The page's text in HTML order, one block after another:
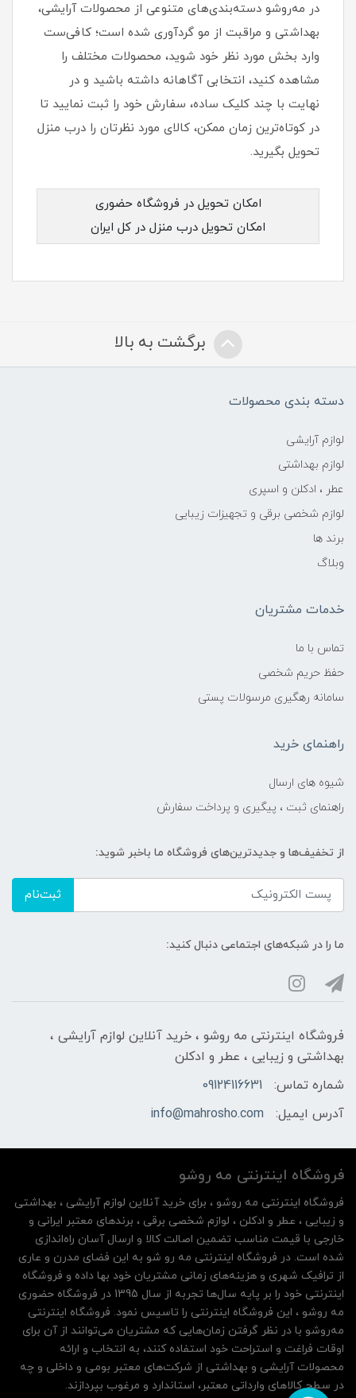
در مه‌روشو دسته‌بندی‌های متنوعی از محصولات آرایشی،
بهداشتی و مراقبت از مو گردآوری شده است؛ کافی‌ست
وارد بخش مورد نظر خود شوید، محصولات مختلف را
مشاهده کنید، انتخابی آگاهانه داشته باشید و در
نهایت با چند کلیک ساده، سفارش خود را ثبت نمایید تا
در کوتاه‌ترین زمان ممکن، کالای مورد نظرتان را درب منزل
تحویل بگیرید.
امکان تحویل در فروشگاه حضوری
امکان تحویل درب منزل در کل ایران
برگشت به بالا
دسته بندی محصولات
لوازم آرایشی
لوازم بهداشتی
عطر ، ادکلن و اسپری
لوازم شخصی برقی و تجهیزات زیبایی
برند ها
وبلاگ
خدمات مشتریان
تماس با ما
حفظ حریم شخصی
سامانه رهگیری مرسولات پستی
راهنمای خرید
شیوه های ارسال
راهنمای ثبت ، پیگیری و پرداخت سفارش
از تخفیف‌ها و جدیدترین‌های فروشگاه ما باخبر شوید:
ثبت‌نام
ما را در شبکه‌های اجتماعی دنبال کنید:
فروشگاه اینترنتی مه‌ رو‌شو ، خرید آنلاین لوازم آرایشی ،
بهداشتی و زیبایی ، عطر و ادکلن
شماره تماس:
09124116631
آدرس ایمیل:
info@mahrosho.com
فروشگاه اینترنتی مه‌ رو‌شو
فروشگاه اینترنتی مه‌ رو‌شو ، برای خرید آنلاین لوازم آرایشی ، بهداشتی
و زیبایی ، عطر و ادکلن ، لوازم شخصی برقی ، برندهای معتبر ایرانی و
خارجی با قیمت مناسب تضمین اصالت کالا و ارسال آسان راه‌اندازی
شده است. در فروشگاه اینترنتی مه رو شو به این فضای مدرن و عاری
از ترافیک شهری و هزینه‌های زمانی مشتریان خود بها داده و فروشگاه
اینترنتی خود را بر پایه سال‌ها تجربه از سال 1395 در فروشگاه حضوری
مه روشو ، این فروشگاه اینترنتی را تاسیس نمود. فروشگاه اینترنتی
مه‌رو‌شو با در نظر گرفتن زمان‌هایی که مشتریان می‌توانند از آن‌ برای
اوقات فراغت و استراحت خود استفاده کنند، به انتخاب و ارائه
محصولات آرایشی و بهداشتی از شرکت‌های معتبر بومی و داخلی و چه
در سطح کالاهای وارداتی معتبر، استاندارد و مرغوب بپردازند.